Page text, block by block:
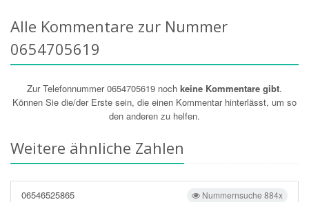
Alle Kommentare zur Nummer
0654705619
Zur Telefonnummer 0654705619 noch keine Kommentare gibt.
Können Sie die/der Erste sein, die einen Kommentar hinterlässt, um so
den anderen zu helfen.
Weitere ähnliche Zahlen
Nummernsuche 884x
06546525865